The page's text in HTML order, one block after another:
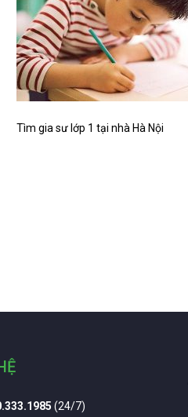
Tìm gia sư lớp 1 tại nhà Hà Nội
(24/7)